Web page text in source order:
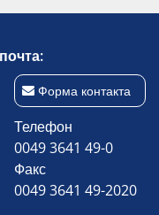
Форма контакта
Телефон
0049 3641 49-0
Факс
0049 3641 49-2020